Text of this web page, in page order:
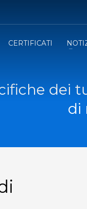
CERTIFICATI
dei
di